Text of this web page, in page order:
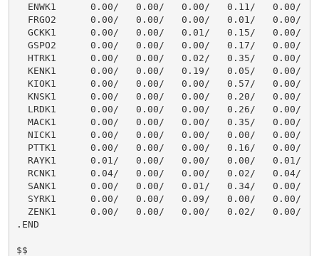
ENWK1      0.00/   0.00/   0.00/   0.11/   0.00/
FRGO2      0.00/   0.00/   0.00/   0.01/   0.00/
GCKK1      0.00/   0.00/   0.01/   0.15/   0.00/
GSPO2      0.00/   0.00/   0.00/   0.17/   0.00/
HTRK1      0.00/   0.00/   0.02/   0.35/   0.00/
KENK1      0.00/   0.00/   0.19/   0.05/   0.00/
KIOK1      0.00/   0.00/   0.00/   0.57/   0.00/
KNSK1      0.00/   0.00/   0.00/   0.20/   0.00/
LRDK1      0.00/   0.00/   0.00/   0.26/   0.00/
MACK1      0.00/   0.00/   0.00/   0.35/   0.00/
NICK1      0.00/   0.00/   0.00/   0.00/   0.00/
PTTK1      0.00/   0.00/   0.00/   0.16/   0.00/
RAYK1      0.01/   0.00/   0.00/   0.00/   0.01/
RCNK1      0.04/   0.00/   0.00/   0.02/   0.04/
SANK1      0.00/   0.00/   0.01/   0.34/   0.00/
SYRK1      0.00/   0.00/   0.09/   0.00/   0.00/
ZENK1      0.00/   0.00/   0.00/   0.02/   0.00/
.END
$$